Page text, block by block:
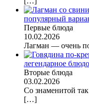
популярный
Первые блюда
10.02.2026
Лагман — очень
легендарное
Вторые блюда
03.02.2026
Со знаменитой
[…]